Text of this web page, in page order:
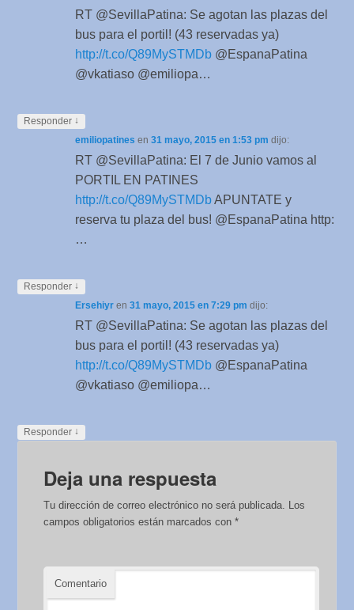
RT @SevillaPatina: Se agotan las plazas del
bus para el portil! (43 reservadas ya)
http://t.co/Q89MySTMDb@EspanaPatina
@vkatiaso @emiliopa…
Responder ↓
emiliopatines en 31 mayo, 2015 en 1:53 pm dijo:
RT @SevillaPatina: El 7 de Junio vamos al
PORTIL EN PATINES
http://t.co/Q89MySTMDbAPUNTATE y
reserva tu plaza del bus! @EspanaPatina http:
…
Responder ↓
Ersehiyren 31 mayo, 2015 en 7:29 pm dijo:
RT @SevillaPatina: Se agotan las plazas del
bus para el portil! (43 reservadas ya)
http://t.co/Q89MySTMDb@EspanaPatina
@vkatiaso @emiliopa…
Responder ↓
Deja una respuesta
Tu dirección de correo electrónico no será publicada. Los
campos obligatorios están marcados con*
Comentario